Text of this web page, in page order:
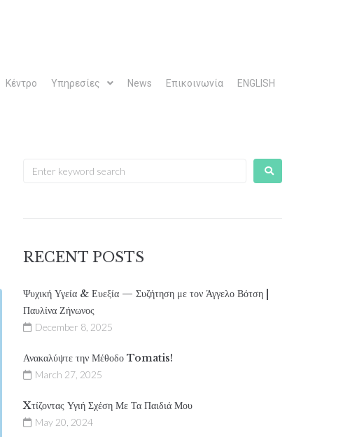
Κέντρο Υπηρεσίες News Επικοινωνία ENGLISH
RECENT POSTS
Ψυχική Υγεία & Ευεξία — Συζήτηση με τον Άγγελο Βότση |
Παυλίνα Ζήνωνος
December 8, 2025
Ανακαλύψτε την Μέθοδο Tomatis!
March 27, 2025
Xτίζοντας Υγιή Σχέση Με Τα Παιδιά Μου
May 20, 2024